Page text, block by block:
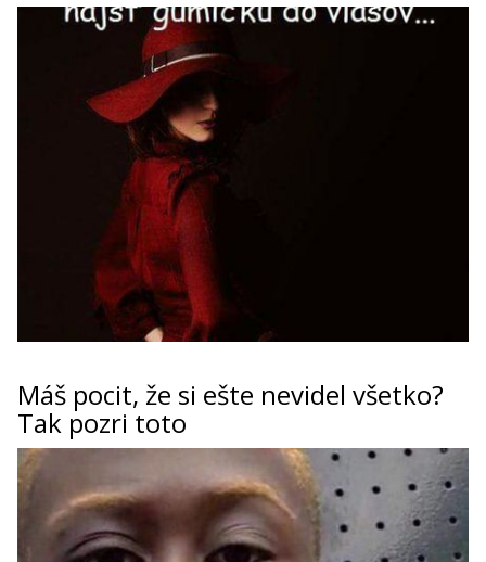
Máš pocit, že si ešte nevidel všetko?
Tak pozri toto